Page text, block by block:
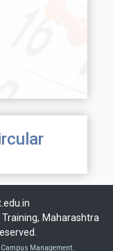
Maharashtra
Management.